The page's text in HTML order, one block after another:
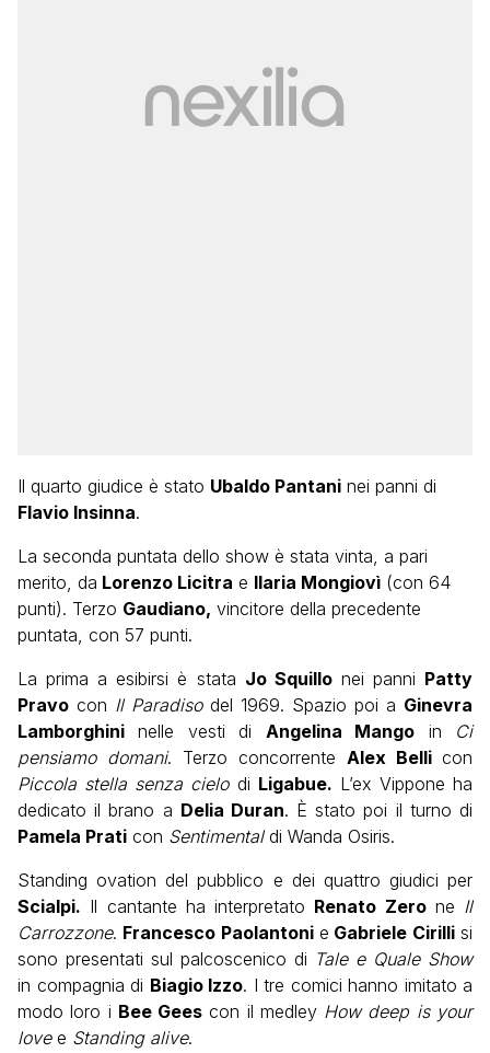
Il quarto giudice è stato Ubaldo Pantani nei panni di
Flavio Insinna.
La seconda puntata dello show è stata vinta, a pari
merito, da Lorenzo Licitra e Ilaria Mongiovì (con 64
punti). Terzo Gaudiano, vincitore della precedente
puntata, con 57 punti.
La prima a esibirsi è stata Jo Squillonei panni Patty
Pravo con Il Paradisodel 1969. Spazio poi a Ginevra
Lamborghini nelle vesti di Angelina Mango in Ci
pensiamo domani. Terzo concorrente Alex Belli con
Piccola stella senza cielodi Ligabue. L’ex Vippone ha
dedicato il brano a Delia Duran. È stato poi il turno di
Pamela Prati con Sentimentaldi Wanda Osiris.
Standing ovation del pubblico e dei quattro giudici per
Scialpi. Il cantante ha interpretato Renato Zerone Il
Carrozzone. Francesco Paolantonie Gabriele Cirillisi
sono presentati sul palcoscenico di Tale e Quale Show
in compagnia di Biagio Izzo. I tre comici hanno imitato a
modo loro i Bee Gees con il medley How deep is your
lovee Standing alive.